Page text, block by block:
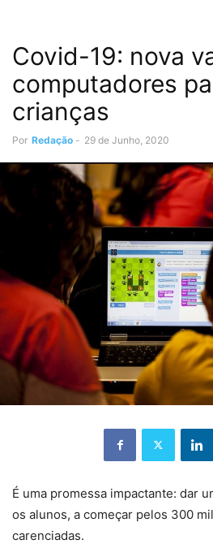
Covid-19: nova
computadores
crianças
Por Redação - 29 de Junho, 2020
É uma promessa impactante: dar
os alunos, a começar pelos 300
carenciadas.